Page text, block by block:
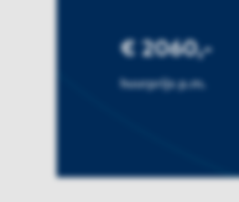
€ 2060,-
huurprijs p.m.